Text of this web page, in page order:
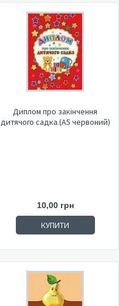
Диплом про закінчення
дитячого садка.(А5 червоний)
10,00 грн
КУПИТИ